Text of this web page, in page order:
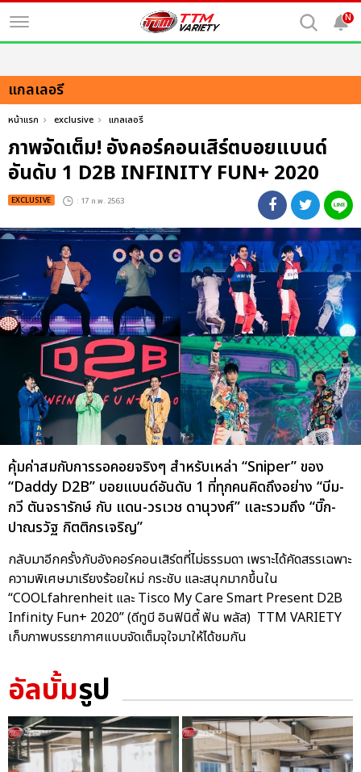
N
แกลเลอรี
หน้าแรก exclusive แกลเลอรี
ภาพจัดเต็ม! อังคอร์คอนเสิร์ตบอยแบนด์
อันดับ 1 D2B INFINITY FUN+ 2020
EXCLUSIVE : 17 ก.พ. 2563
คุ้มค่าสมกับการรอคอยจริงๆ สำหรับเหล่า “Sniper” ของ
“Daddy D2B” บอยแบนด์อันดับ 1 ที่ทุกคนคิดถึงอย่าง “บีม-
กวี ตันจรารักษ์ กับ แดน-วรเวช ดานุวงศ์” และรวมถึง “บิ๊ก-
ปาณรวัฐ กิตติกรเจริญ”
กลับมาอีกครั้งกับอังคอร์คอนเสิร์ตที่ไม่ธรรมดา เพราะได้คัดสรรเฉพาะ
ความพิเศษมาเรียงร้อยใหม่ กระชับ และสนุกมากขึ้นใน
“COOLfahrenheit และ Tisco My Care Smart Present D2B
Infinity Fun+ 2020” (ดีทูบี อินฟินิตี้ ฟัน พลัส) TTM VARIETY
เก็บภาพบรรยากาศแบบจัดเต็มจุใจมาให้ได้ชมกัน
อัลบั้มรูป